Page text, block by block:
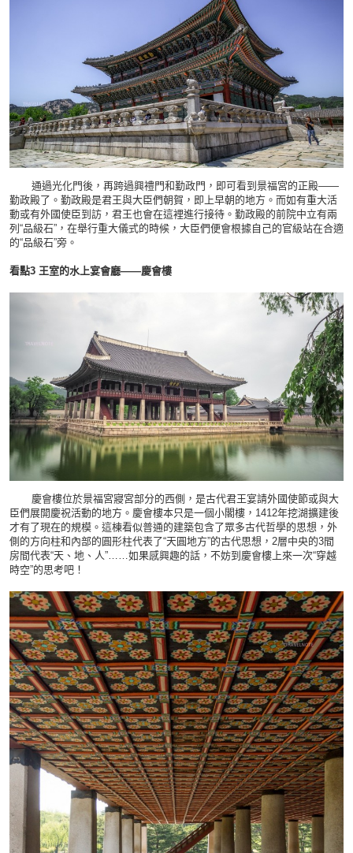
通過光化門後，再跨過興禮門和勤政門，即可看到景福宮的正殿——
勤政殿了。勤政殿是君王與大臣們朝賀，即上早朝的地方。而如有重大活
動或有外國使臣到訪，君王也會在這裡進行接待。勤政殿的前院中立有兩
列“品級石”，在舉行重大儀式的時候，大臣們便會根據自己的官級站在合適
的“品級石”旁。
看點3 王室的水上宴會廳——慶會樓
慶會樓位於景福宮寢宮部分的西側，是古代君王宴請外國使節或與大
臣們展開慶祝活動的地方。慶會樓本只是一個小閣樓，1412年挖湖擴建後
才有了現在的規模。這棟看似普通的建築包含了眾多古代哲學的思想，外
側的方向柱和內部的圓形柱代表了“天圓地方”的古代思想，2層中央的3間
房間代表“天、地、人”……如果感興趣的話，不妨到慶會樓上來一次“穿越
時空”的思考吧！